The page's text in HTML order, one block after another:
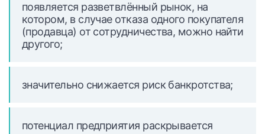
появляется разветвлённый рынок, на
котором, в случае отказа одного покупателя
(продавца) от сотрудничества, можно найти
другого;
значительно снижается риск банкротства;
потенциал предприятия раскрывается